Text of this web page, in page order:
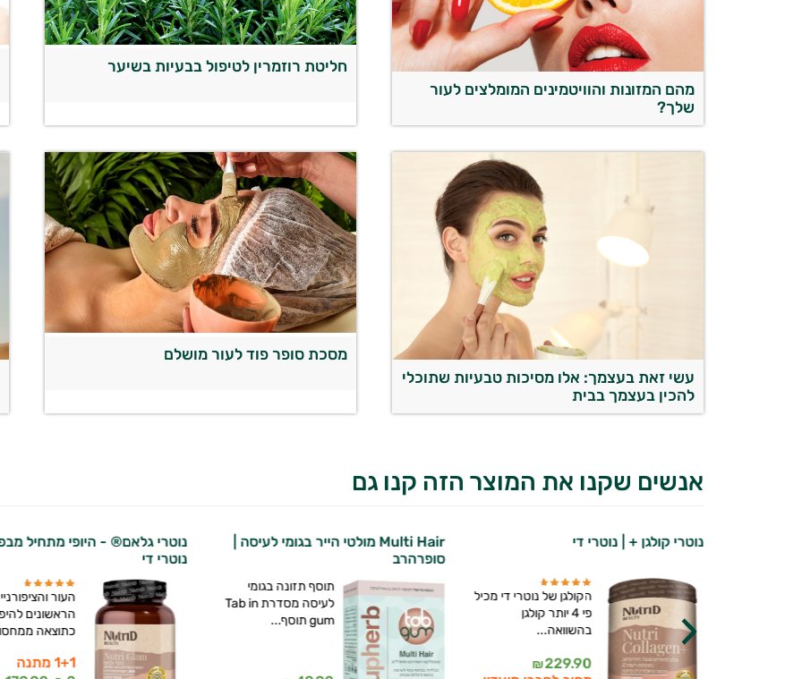
מהם המזונות והוויטמינים המומלצים לעור
שלך?
חליטת רוזמרין לטיפול בבעיות בשיער
עשי זאת בעצמך: אלו מסיכות טבעיות שתוכלי
להכין בעצמך בבית
מסכת סופר פוד לעור מושלם
אנשים שקנו את המוצר הזה קנו גם
נוטרי קולגן + | נוטרי די
הקולגן של נוטרי די מכיל
פי 4 יותר קולגן
בהשוואה...
229.90
₪
Multi Hair מולטי הייר בגומי לעיסה |
סופרהרב
תוסף תזונה בגומי
לעיסה מסדרת Tab in
gum תוסף...
נוטרי גלאם® - היופי מתחיל
נוטרי די
העור
הראשונים
כתוצאה
1+1 מתנה
יועץ בריאות אישי AI